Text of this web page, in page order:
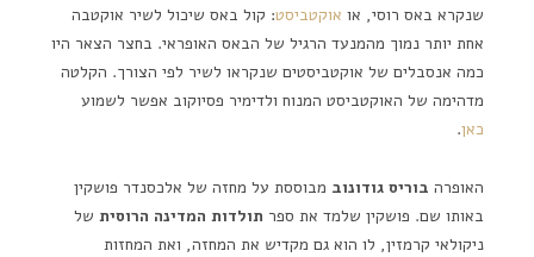
שנקרא באס רוסי, או אוקטביסט: קול באס שיכול לשיר אוקטבה
אחת יותר נמוך מהמנעד הרגיל של הבאס האופראי. בחצר הצאר היו
כמה אנסבלים של אוקטביסטים שנקראו לשיר לפי הצורך. הקלטה
מדהימה של האוקטביסט המנוח ולדימיר פסיוקוב אפשר לשמוע
כאן.
האופרה בוריס גודונוב מבוססת על מחזה של אלכסנדר פושקין
באותו שם. פושקין שלמד את ספר תולדות המדינה הרוסית של
ניקולאי קרמזין, לו הוא גם מקדיש את המחזה, ואת המחזות